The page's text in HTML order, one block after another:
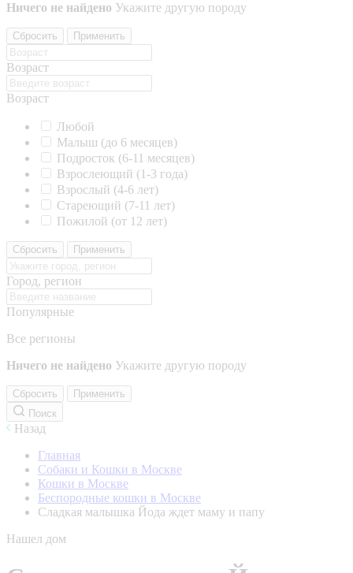
Ничего не найдено Укажите другую породу
Сбросить Применить
Возраст
Возраст
Любой
Малыш (до 6 месяцев)
Подросток (6-11 месяцев)
Взрослеющий (1-3 года)
Взрослый (4-6 лет)
Стареющий (7-11 лет)
Пожилой (от 12 лет)
Сбросить Применить
Город, регион
Популярные
Все регионы
Ничего не найдено Укажите другую породу
Сбросить
Применить
Поиск
Назад
Главная
Собаки и Кошки в Москве
Кошки в Москве
Беспородные кошки в Москве
Сладкая малышка Йода ждет маму и папу
Нашел дом